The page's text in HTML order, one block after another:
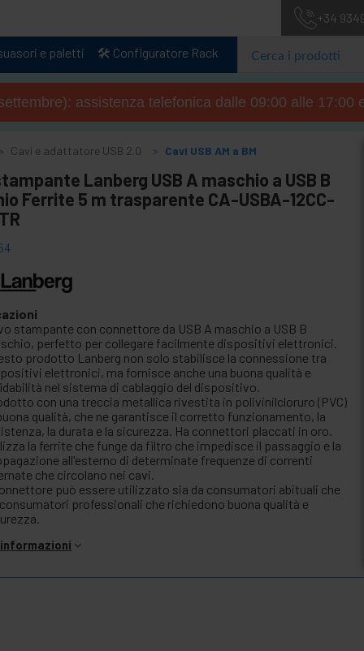
+34
e paletti 🛠️ Configuratore Rack
assistenza telefonica dalle 09:00 alle 17:00
Cavi e adattatore USB 2.0 Cavi USB AM a BM
Lanberg USB A maschio a USB B
Ferrite 5 m trasparente CA-USBA-12CC-
stampante con connettore da USB A maschio a USB B
perfetto per collegare facilmente dispositivi elettronici.
prodotto Lanberg non solo stabilisce la connessione tra
elettronici, ma fornisce anche una buona qualità e
nel sistema di cablaggio del dispositivo.
con una treccia metallica rivestita in polivinilcloruro (PVC)
qualità, che ne garantisce il corretto funzionamento, la
la durata e la sicurezza. Ha connettori placcati in oro.
la ferrite che funge da filtro che impedisce il passaggio e la
all'esterno di determinate frequenze di correnti
che circolano nei cavi.
può essere utilizzato sia da consumatori abituali che
professionali che richiedono buona qualità e